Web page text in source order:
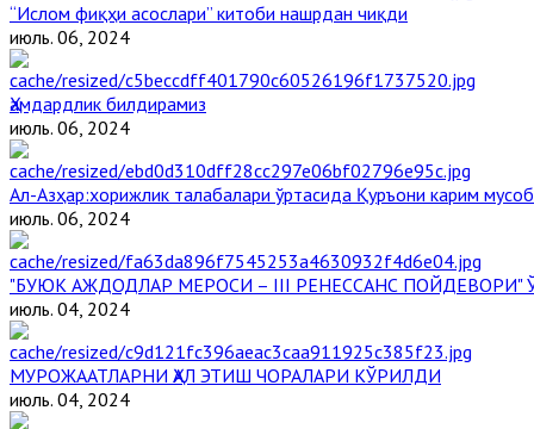
“Ислом фиқҳи асослари” китоби нашрдан чиқди
июль. 06, 2024
Ҳамдардлик билдирамиз
июль. 06, 2024
Aл-Aзҳар:хорижлик талабалари ўртасида Қуръони карим
июль. 06, 2024
"БУЮК АЖДОДЛАР МЕРОСИ – III РЕНЕССАНС
июль. 04, 2024
МУРОЖААТЛАРНИ ҲАЛ ЭТИШ ЧОРАЛАРИ КЎРИЛДИ
июль. 04, 2024